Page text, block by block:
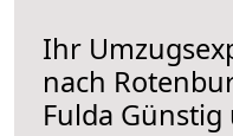
Ihr
nach
Fulda Günstig